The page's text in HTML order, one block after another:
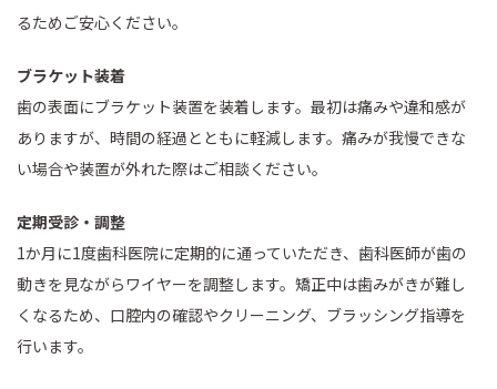
るためご安心ください。
ブラケット装着
歯の表面にブラケット装置を装着します。最初は痛みや違和感が
ありますが、時間の経過とともに軽減します。痛みが我慢できな
い場合や装置が外れた際はご相談ください。
定期受診・調整
1か月に1度歯科医院に定期的に通っていただき、歯科医師が歯の
動きを見ながらワイヤーを調整します。矯正中は歯みがきが難し
くなるため、口腔内の確認やクリーニング、ブラッシング指導を
行います。